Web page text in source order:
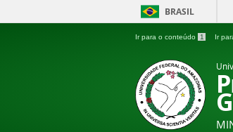
BRASIL
Ir para o conteúdo 1 Ir